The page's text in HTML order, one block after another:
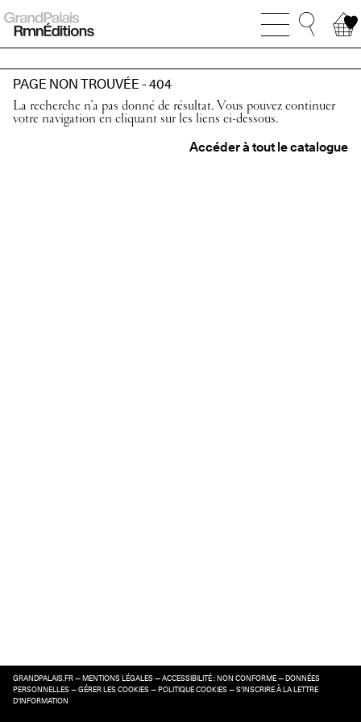
PAGE NON TROUVÉE - 404
La recherche n’a pas donné de résultat. Vous pouvez continuer
votre navigation en cliquant sur les liens ci-dessous.
Accéder à tout le catalogue
GRANDPALAIS.FR — MENTIONS LÉGALES — ACCESSIBILITÉ : NON CONFORME — DONNÉES
PERSONNELLES — GÉRER LES COOKIES — POLITIQUE COOKIES — S’INSCRIRE À LA LETTRE
D’INFORMATION